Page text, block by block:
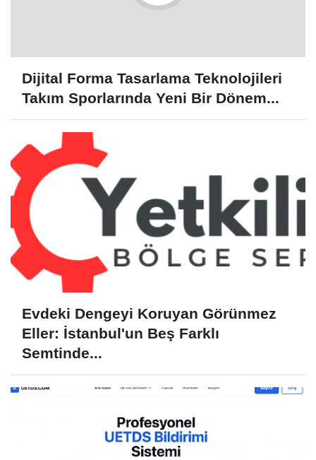
Dijital Forma Tasarlama Teknolojileri
Takım Sporlarında Yeni Bir Dönem...
Evdeki Dengeyi Koruyan Görünmez
Eller: İstanbul'un Beş Farklı
Semtinde...